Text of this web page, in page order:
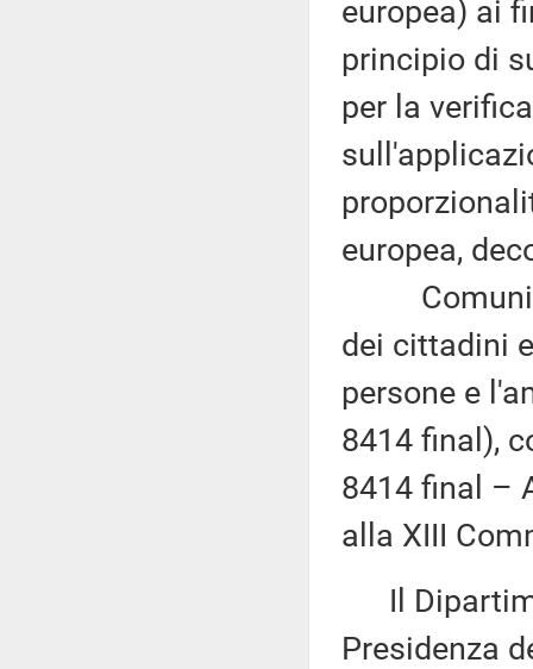
europea) ai
principio di
per la
europea,
dei cittadini
persone e
8414 final),
8414 final –
alla XIII
Il
Presidenza